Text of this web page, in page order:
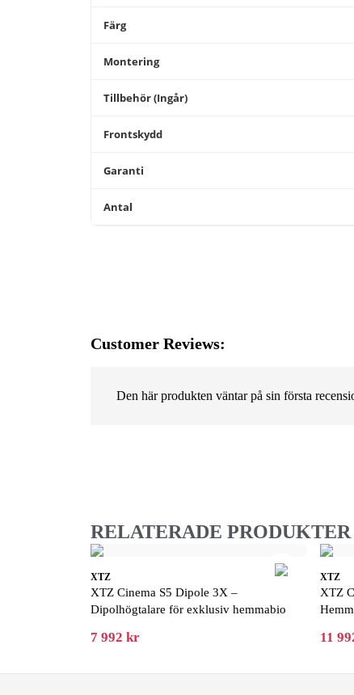
Färg
Montering
Tillbehör (Ingår)
Frontskydd
Garanti
Antal
Customer Reviews:
Den här produkten väntar på sin första
RELATERADE PRODUKTER
XTZ
XTZ Cinema S5 Dipole 3X –
Dipolhögtalare för exklusiv hemmabio
7 992 kr
XTZ
XTZ
11